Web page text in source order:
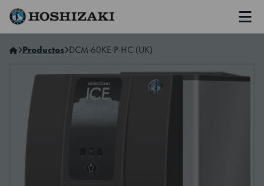
Hoshizaki Spain
Productos DCM-60KE-P-HC (UK)